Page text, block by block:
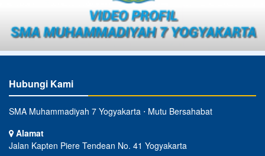
Hubungi Kami
SMA Muhammadiyah 7 Yogyakarta ⋅ Mutu Bersahabat
Alamat
Jalan Kapten Piere Tendean No. 41 Yogyakarta